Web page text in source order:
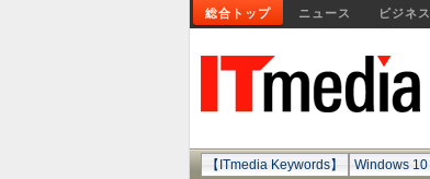
総合トップ ニュース ビジネス
【ITmedia Keywords】 Windows 10